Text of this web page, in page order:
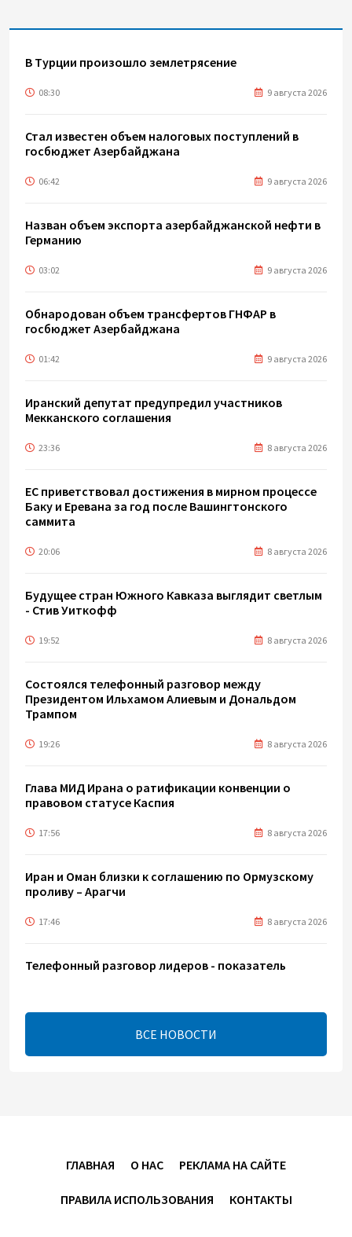
В Турции произошло землетрясение
08:30 9 августа 2026
Стал известен объем налоговых поступлений в
госбюджет Азербайджана
06:42 9 августа 2026
Назван объем экспорта азербайджанской нефти в
Германию
03:02 9 августа 2026
Обнародован объем трансфертов ГНФАР в
госбюджет Азербайджана
01:42 9 августа 2026
Иранский депутат предупредил участников
Мекканского соглашения
23:36 8 августа 2026
ЕС приветствовал достижения в мирном процессе
Баку и Еревана за год после Вашингтонского
саммита
20:06 8 августа 2026
Будущее стран Южного Кавказа выглядит светлым
- Стив Уиткофф
19:52 8 августа 2026
Состоялся телефонный разговор между
Президентом Ильхамом Алиевым и Дональдом
Трампом
19:26 8 августа 2026
Глава МИД Ирана о ратификации конвенции о
правовом статусе Каспия
17:56 8 августа 2026
Иран и Оман близки к соглашению по Ормузскому
проливу – Арагчи
17:46 8 августа 2026
Телефонный разговор лидеров - показатель
В минобороны Азербайджана прошло собрание
военных атташе в зарубежных странах (ФОТО)
8 августа 2026
ВСЕ НОВОСТИ
ГЛАВНАЯ О НАС РЕКЛАМА НА САЙТЕ
ПРАВИЛА ИСПОЛЬЗОВАНИЯ КОНТАКТЫ